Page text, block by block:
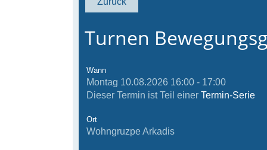
Turnen
Wann
Montag 10.08.2026 16:00 - 17:00
Dieser Termin ist Teil einer Termin-Serie
Ort
Wohngruzpe Arkadis